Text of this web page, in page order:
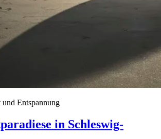
Entspannung
in Schleswig-